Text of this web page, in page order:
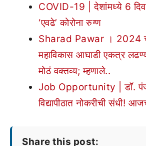
COVID-19 | देशांमध्ये 6
‘एवढे’ कोरोना रुग्ण
Sharad Pawar । 2024
महाविकास आघाडी एकत्र
मोठं वक्तव्य; म्हणाले..
Job Opportunity | डॉ.
विद्यापीठात नोकरीची संधी!
Share this post: